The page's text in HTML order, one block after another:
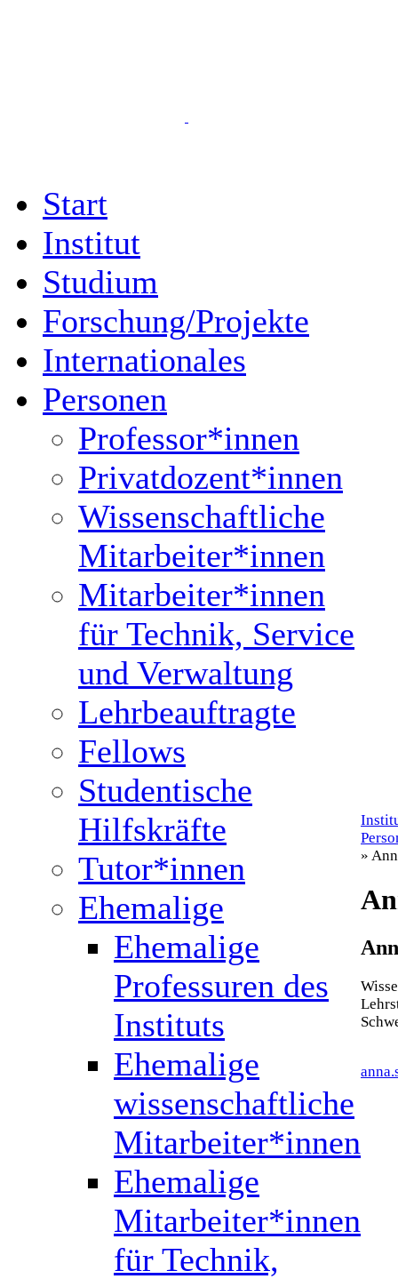
Start
Institut
Studium
Forschung/Projekte
Internationales
Personen
Professor*innen
Privatdozent*innen
Wissenschaftliche
Mitarbeiter*innen
Mitarbeiter*innen
für Technik, Service
und Verwaltung
Lehrbeauftragte
Fellows
Studentische
Hilfskräfte
Tutor*innen
Ehemalige
Ehemalige
Professuren des
Instituts
Ehemalige
wissenschaftliche
Mitarbeiter*innen
Ehemalige
Mitarbeiter*innen
für Technik,
»